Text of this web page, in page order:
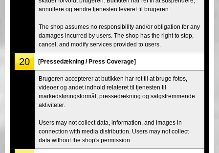
annullere og ændre tjenesten leveret til brugeren.
The shop assumes no responsibility and/or obligation for any
damages incurred by users. The shop has the right to stop,
cancel, and modify services provided to users.
20 [Pressedækning / Press Coverage]
Brugeren accepterer at butikken har ret til at bruge fotos,
videoer og andet indhold relateret til tjenesten til
markedsføringsformål, pressedækning og salgsfremmende
aktiviteter.
Users may not collect data, information, and images in
connection with media distribution. Users may not collect
data without the shop's permission.